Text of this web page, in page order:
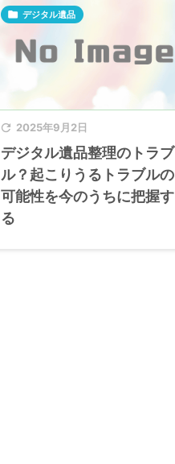
 2025年9月2日
 デジタル遺品
デジタル遺品整理のトラブ
ル？起こりうるトラブルの
可能性を今のうちに把握す
る